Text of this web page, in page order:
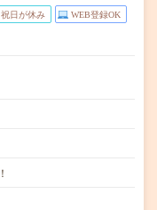
祝日が休み WEB登録OK